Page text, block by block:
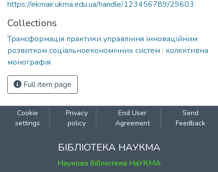
https://ekmair.ukma.edu.ua/handle/123456789/29603
Collections
Трансформація практики управління інноваційним
розвитком соціальноекономічних систем : колективна
монографія
Full item page
Cookie
settings
Privacy
policy
End User
Agreement
Send
Feedback
БІБЛІОТЕКА НАУКМА
Наукова бібліотека НаУКМА